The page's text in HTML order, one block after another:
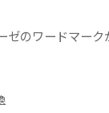
ゼのワードマー